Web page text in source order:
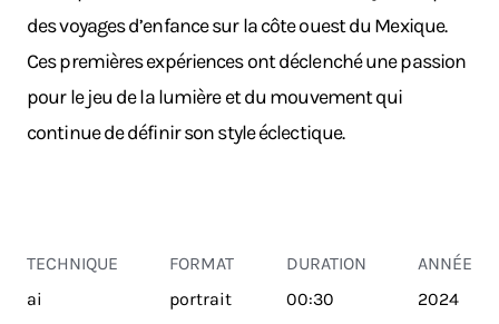
des voyages d’enfance sur la côte ouest du Mexique.
Ces premières expériences ont déclenché une passion
pour le jeu de la lumière et du mouvement qui
continue de définir son style éclectique.
TECHNIQUE
ai
FORMAT
portrait
DURATION
00:30
ANNÉE
2024